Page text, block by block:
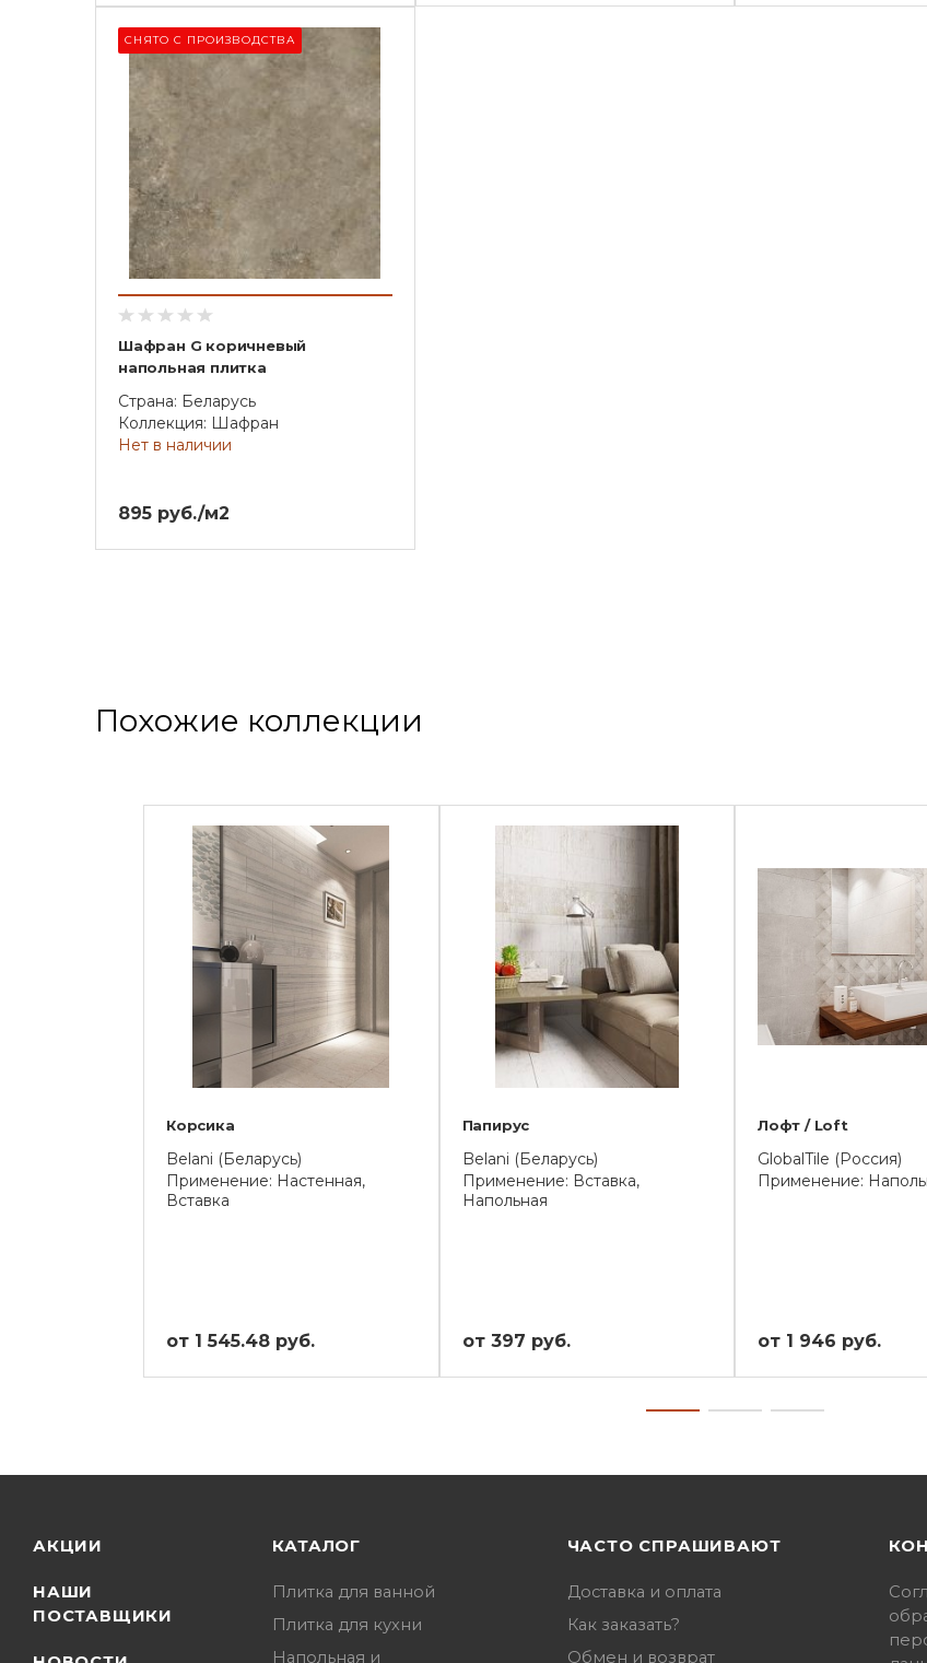
СНЯТО С ПРОИЗВОДСТВА
Шафран G коричневый
напольная плитка
Страна: Беларусь
Коллекция: Шафран
Нет в наличии
895 руб./м2
Похожие коллекции
Корсика
Belani (Беларусь)
Применение: Настенная,
Вставка
от 1 545.48 руб.
Папирус
Belani (Беларусь)
Применение: Вставка,
Напольная
от 397 руб.
Лофт / Loft
GlobalTile (Россия)
Применение:
от 1 946 руб.
АКЦИИ
НАШИ
ПОСТАВЩИКИ
КАТАЛОГ
Плитка для ванной
Плитка для кухни
Напольная и
ЧАСТО СПРАШИВАЮТ
Доставка и оплата
Как заказать?
Обмен и возврат